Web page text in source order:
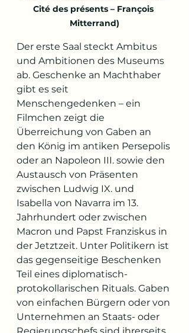
Cité des présents – François
Mitterrand)
Der erste Saal steckt Ambitus
und Ambitionen des Museums
ab. Geschenke an Machthaber
gibt es seit
Menschengedenken – ein
Filmchen zeigt die
Überreichung von Gaben an
den König im antiken Persepolis
oder an Napoleon III. sowie den
Austausch von Präsenten
zwischen Ludwig IX. und
Isabella von Navarra im 13.
Jahrhundert oder zwischen
Macron und Papst Franziskus in
der Jetztzeit. Unter Politikern ist
das gegenseitige Beschenken
Teil eines diplomatisch-
protokollarischen Rituals. Gaben
von einfachen Bürgern oder von
Unternehmen an Staats- oder
Regierungschefs sind ihrerseits